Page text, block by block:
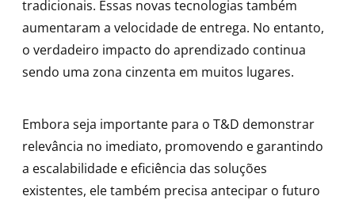
tradicionais. Essas novas tecnologias também
aumentaram a velocidade de entrega. No entanto,
o verdadeiro impacto do aprendizado continua
sendo uma zona cinzenta em muitos lugares.
Embora seja importante para o T&D demonstrar
relevância no imediato, promovendo e garantindo
a escalabilidade e eficiência das soluções
existentes, ele também precisa antecipar o futuro